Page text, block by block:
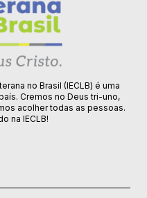
no Brasil (IECLB) é uma
Cremos no Deus tri-uno,
acolher todas as pessoas.
na IECLB!